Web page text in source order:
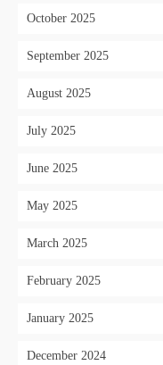
October 2025
September 2025
August 2025
July 2025
June 2025
May 2025
March 2025
February 2025
January 2025
December 2024